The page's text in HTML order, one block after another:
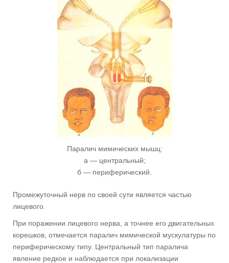
Паралич мимических мышц:
а — центральный;
б — периферический.
Промежуточный нерв по своей сути является частью
лицевого.
При поражении лицевого нерва, а точнее его двигательных
корешков, отмечается паралич мимической мускулатуры по
периферическому типу. Центральный тип паралича
явление редкое и наблюдается при локализации